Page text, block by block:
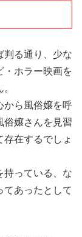
る通り、少な
・ホラー映画を
ら風俗嬢を呼
俗嬢さんを見習
在するでしょ
っている、な
てあったとして